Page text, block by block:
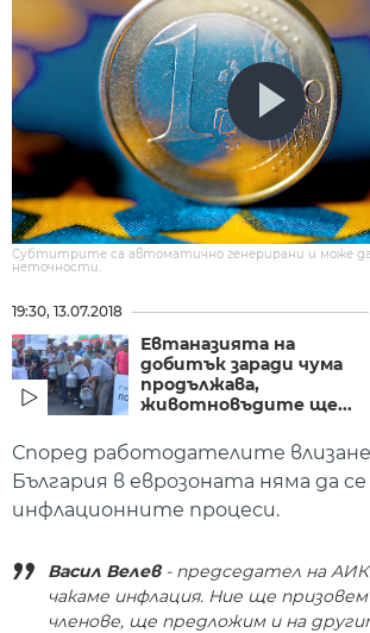
Субтитрите са автоматично генерирани и може
неточности.
19:30, 13.07.2018
Евтаназията на
добитък заради чума
продължава,
животновъдите ще...
Според работодателите
България в еврозоната няма да
инфлационните процеси.
Васил Велев - председател на
чакаме инфлация. Ние ще
членове, ще предложим и на